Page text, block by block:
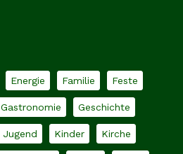
Energie Familie Feste
Gastronomie Geschichte
Jugend Kinder Kirche